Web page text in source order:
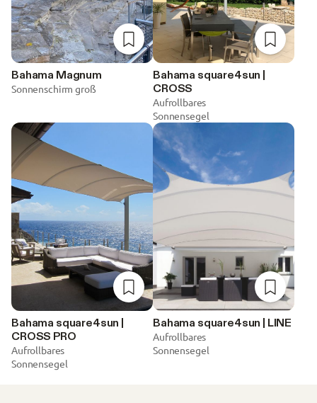
zur Merkliste hinzufügen
Bahama Magnum
Sonnenschirm groß
zur
Bahama square4sun |
CROSS
Aufrollbares
Sonnensegel
zur Merkliste hinzufügen
Bahama square4sun |
CROSS PRO
Aufrollbares
Sonnensegel
zur
Bahama square4sun | LINE
Aufrollbares
Sonnensegel